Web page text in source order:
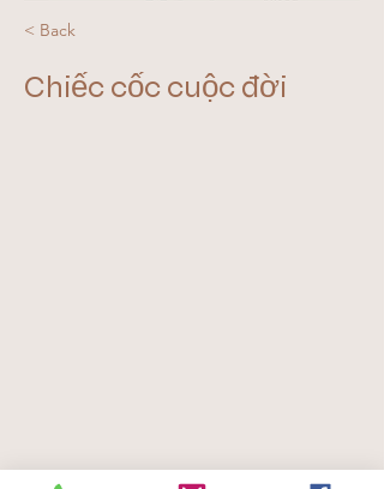
< Back
Chiếc cốc cuộc đời